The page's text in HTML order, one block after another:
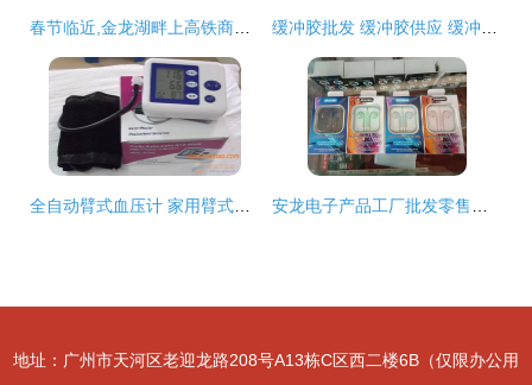
地址：广州市天河区老迎龙路208号A13栋C区西二楼6B（仅限办公用